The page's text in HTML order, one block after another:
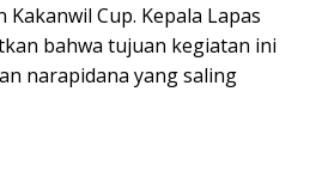
Cup. Kepala Lapas
bahwa tujuan kegiatan ini
narapidana yang saling